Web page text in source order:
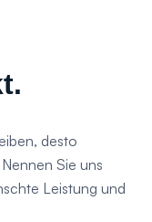
desto
Sie uns
Leistung und